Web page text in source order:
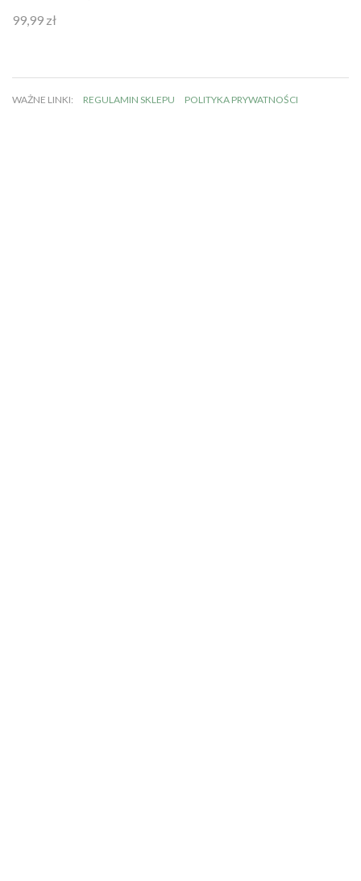
Oceniono
99,99 zł
WAŻNE LINKI: REGULAMIN SKLEPU POLITYKA PRYWATNOŚCI